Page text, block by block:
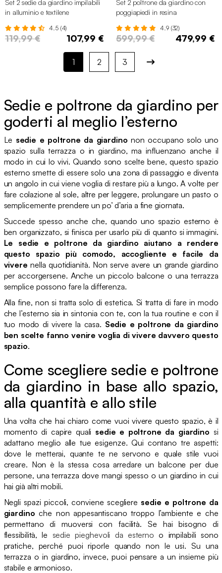
Set 2 sedie da giardino impilabili
in alluminio e textilene
4.5 (4)
119,99 € 107,99 €
Set 2 poltrone da giardino con
poggiapiedi in resina
4.9 (32)
599,99 € 479,99 €
1 2 3
Sedie e poltrone da giardino per
goderti al meglio l’esterno
Le sedie e poltrone da giardino non occupano solo uno
spazio sulla terrazza o in giardino, ma influenzano anche il
modo in cui lo vivi. Quando sono scelte bene, questo spazio
esterno smette di essere solo una zona di passaggio e diventa
un angolo in cui viene voglia di restare più a lungo. A volte per
fare colazione al sole, altre per leggere, prolungare un pasto o
semplicemente prendere un po’ d’aria a fine giornata.
Succede spesso anche che, quando uno spazio esterno è
ben organizzato, si finisca per usarlo più di quanto si immagini.
Le sedie e poltrone da giardino aiutano a rendere
questo spazio più comodo, accogliente e facile da
vivere nella quotidianità. Non serve avere un grande giardino
per accorgersene. Anche un piccolo balcone o una terrazza
semplice possono fare la differenza.
Alla fine, non si tratta solo di estetica. Si tratta di fare in modo
che l’esterno sia in sintonia con te, con la tua routine e con il
tuo modo di vivere la casa. Sedie e poltrone da giardino
ben scelte fanno venire voglia di vivere davvero questo
spazio.
Come scegliere sedie e poltrone
da giardino in base allo spazio,
alla quantità e allo stile
Una volta che hai chiaro come vuoi vivere questo spazio, è il
momento di capire quali sedie e poltrone da giardino si
adattano meglio alle tue esigenze. Qui contano tre aspetti:
dove le metterai, quante te ne servono e quale stile vuoi
creare. Non è la stessa cosa arredare un balcone per due
persone, una terrazza dove mangi spesso o un giardino in cui
hai già altri mobili.
Negli spazi piccoli, conviene scegliere sedie e poltrone da
giardino che non appesantiscano troppo l’ambiente e che
permettano di muoversi con facilità. Se hai bisogno di
flessibilità, le sedie pieghevoli da esterno o impilabili sono
pratiche, perché puoi riporle quando non le usi. Su una
terrazza o in giardino, invece, puoi pensare a un insieme più
stabile e armonioso.